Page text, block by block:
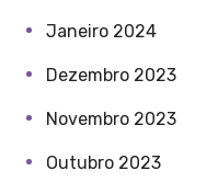
Janeiro 2024
Dezembro 2023
Novembro 2023
Outubro 2023